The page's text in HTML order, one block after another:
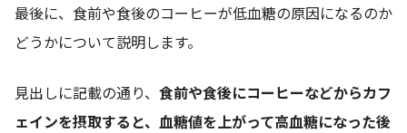
最後に、食前や食後のコーヒーが低血糖の原因になるのか
どうかについて説明します。
見出しに記載の通り、 食前や食後にコーヒーなどからカフ
ェインを摂取すると、血糖値を上がって高血糖になった後